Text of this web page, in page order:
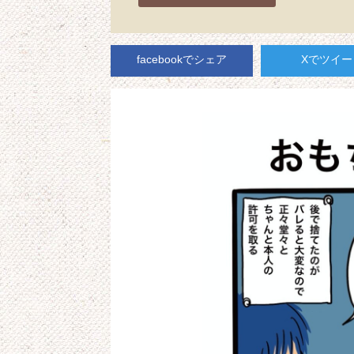
facebookでシェア Xでツイ